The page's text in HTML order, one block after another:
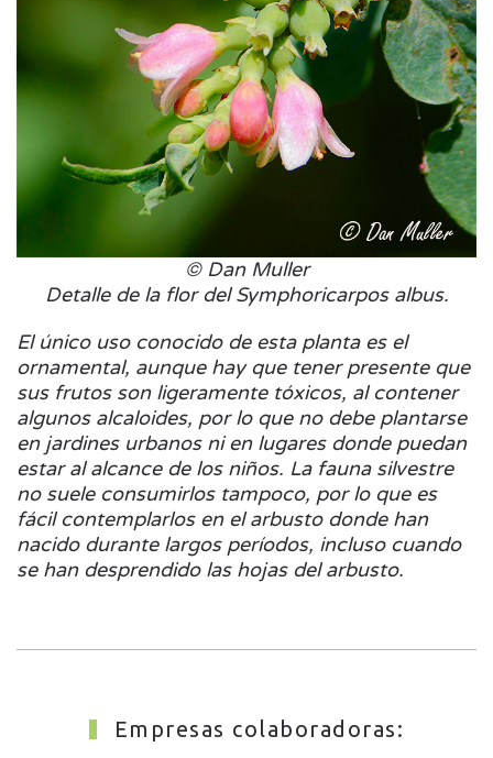
© Dan Muller
Detalle de la flor del Symphoricarpos albus.
El único uso conocido de esta planta es el
ornamental, aunque hay que tener presente que
sus frutos son ligeramente tóxicos, al contener
algunos alcaloides, por lo que no debe plantarse
en jardines urbanos ni en lugares donde puedan
estar al alcance de los niños. La fauna silvestre
no suele consumirlos tampoco, por lo que es
fácil contemplarlos en el arbusto donde han
nacido durante largos períodos, incluso cuando
se han desprendido las hojas del arbusto.
Empresas colaboradoras: